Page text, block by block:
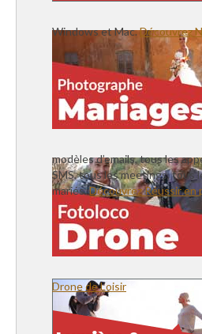
Windows et Mac.Découvrez
modèles d’emails, tous les
SMS, tous les meetings, tous
mariés.Découvrez Réussir en
Drone de Loisir